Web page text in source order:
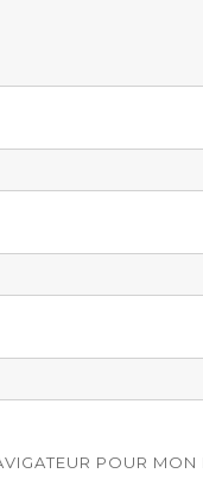
POUR